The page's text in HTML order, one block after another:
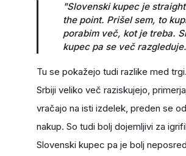
"Slovenski kupec je
the point. Prišel sem, to
porabim več, kot je treba.
kupec pa se več razgleduje.
Tu se pokažejo tudi razlike med
Srbiji veliko več raziskujejo,
vračajo na isti izdelek, preden se
nakup. So tudi bolj dojemljivi za
Slovenski kupec pa je bolj